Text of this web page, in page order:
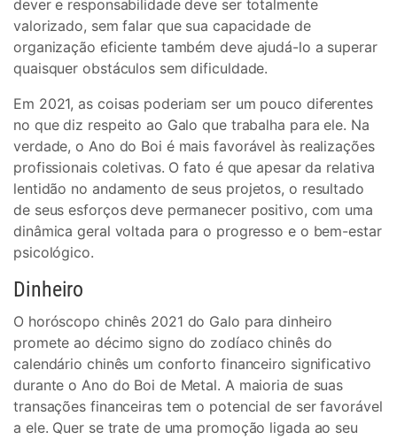
dever e responsabilidade deve ser totalmente
valorizado, sem falar que sua capacidade de
organização eficiente também deve ajudá-lo a superar
quaisquer obstáculos sem dificuldade.
Em 2021, as coisas poderiam ser um pouco diferentes
no que diz respeito ao Galo que trabalha para ele. Na
verdade, o Ano do Boi é mais favorável às realizações
profissionais coletivas. O fato é que apesar da relativa
lentidão no andamento de seus projetos, o resultado
de seus esforços deve permanecer positivo, com uma
dinâmica geral voltada para o progresso e o bem-estar
psicológico.
Dinheiro
O horóscopo chinês 2021 do Galo para dinheiro
promete ao décimo signo do zodíaco chinês do
calendário chinês um conforto financeiro significativo
durante o Ano do Boi de Metal. A maioria de suas
transações financeiras tem o potencial de ser favorável
a ele. Quer se trate de uma promoção ligada ao seu